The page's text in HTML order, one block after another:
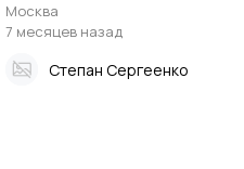
Москва
7 месяцев назад
Степан Сергеенко